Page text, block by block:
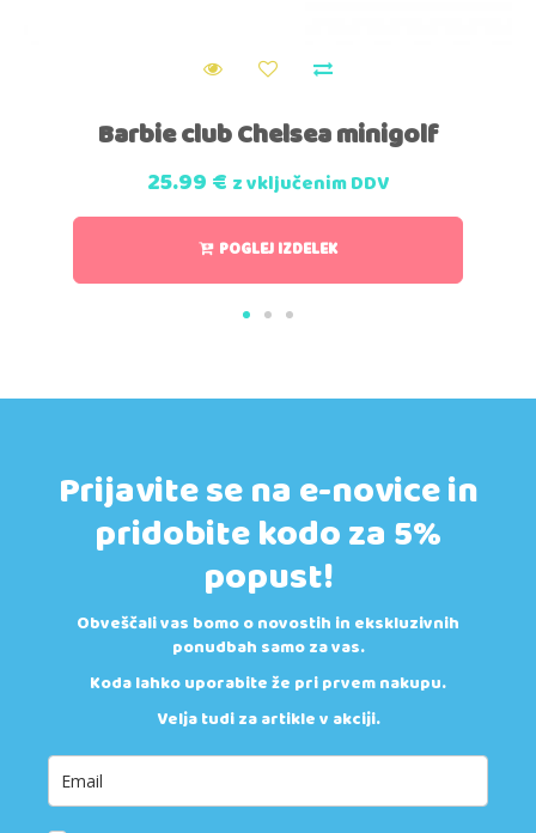
Barbie club Chelsea minigolf
25.99€ z vključenim DDV
POGLEJ IZDELEK
Prijavite se na e-novice in
pridobite kodo za 5%
popust!
Obveščali vas bomo o novostih in ekskluzivnih
ponudbah samo za vas.
Koda lahko uporabite že pri prvem nakupu.
Velja tudi za artikle v akciji.